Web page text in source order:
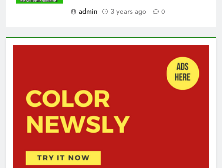
admin
3 years ago 0